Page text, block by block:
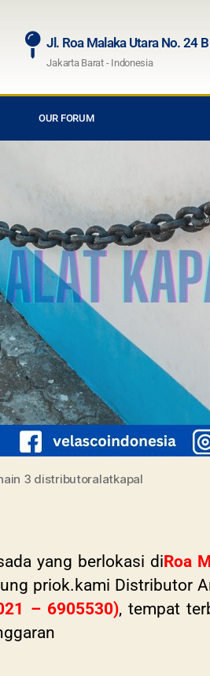
Jl. Roa Malaka Utara No. 24 B
Jakarta Barat - Indonesia
OUR FORUM
3 distributoralatkapal
yang berlokasi diRoa
priok.kami Distributor
– 6905530), tempat